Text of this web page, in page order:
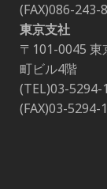
(FAX)086-243-
東京支社
〒101-0045 東
町ビル4階
(TEL)03-5294-
(FAX)03-5294-